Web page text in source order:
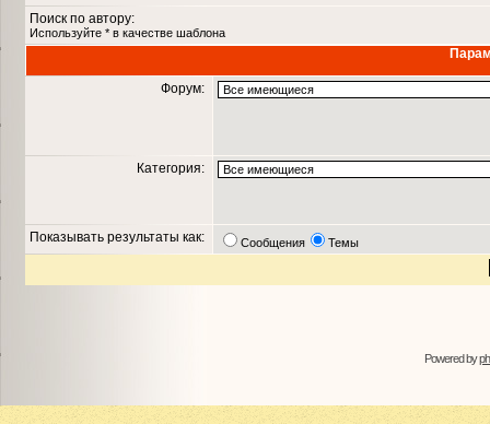
Поиск по автору:
Используйте * в качестве шаблона
Форум:
Категория:
Показывать результаты как: Сообщения Темы
Powered by